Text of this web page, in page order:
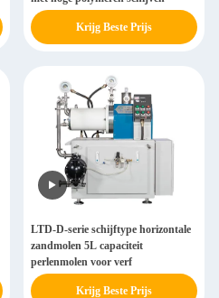
Krijg Beste Prijs
LTD-D-serie schijftype horizontale
zandmolen 5L capaciteit
perlenmolen voor verf
Krijg Beste Prijs